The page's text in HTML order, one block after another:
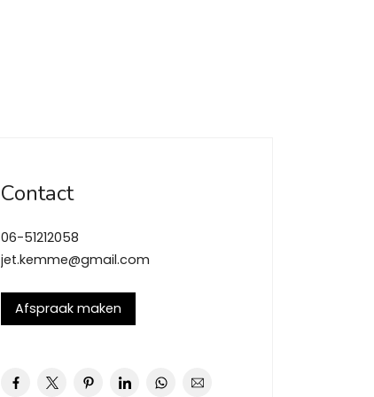
Contact
06-51212058
jet.kemme@gmail.com
Afspraak maken